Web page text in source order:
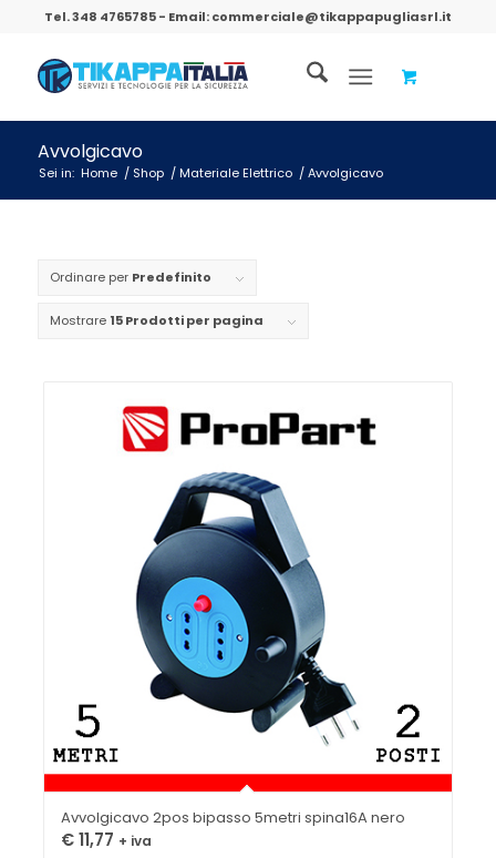
Tel.348 4765785- Email:commerciale@tikappapugliasrl.it
Avvolgicavo
Sei in: Home / Shop / Materiale Elettrico / Avvolgicavo
Ordinare per Predefinito
Mostrare 15 Prodotti per pagina
Avvolgicavo 2pos bipasso 5metri spina16A nero
€11,77 + iva